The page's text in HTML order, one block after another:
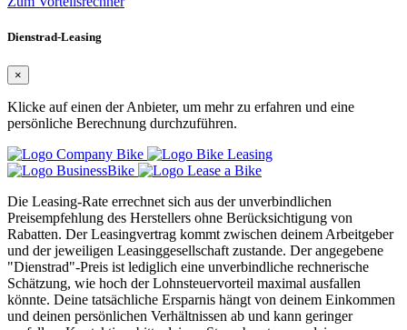
Dienstrad-Leasing
×
Klicke auf einen der Anbieter, um mehr zu erfahren und eine
persönliche Berechnung durchzuführen.
Die Leasing-Rate errechnet sich aus der unverbindlichen
Preisempfehlung des Herstellers ohne Berücksichtigung von
Rabatten. Der Leasingvertrag kommt zwischen deinem Arbeitgeber
und der jeweiligen Leasinggesellschaft zustande. Der angegebene
"Dienstrad"-Preis ist lediglich eine unverbindliche rechnerische
Schätzung, wie hoch der Lohnsteuervorteil maximal ausfallen
könnte. Deine tatsächliche Ersparnis hängt von deinem Einkommen
und deinen persönlichen Verhältnissen ab und kann geringer